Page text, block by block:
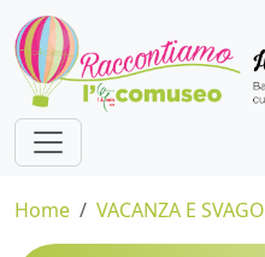
Home VACANZA E SVAGO